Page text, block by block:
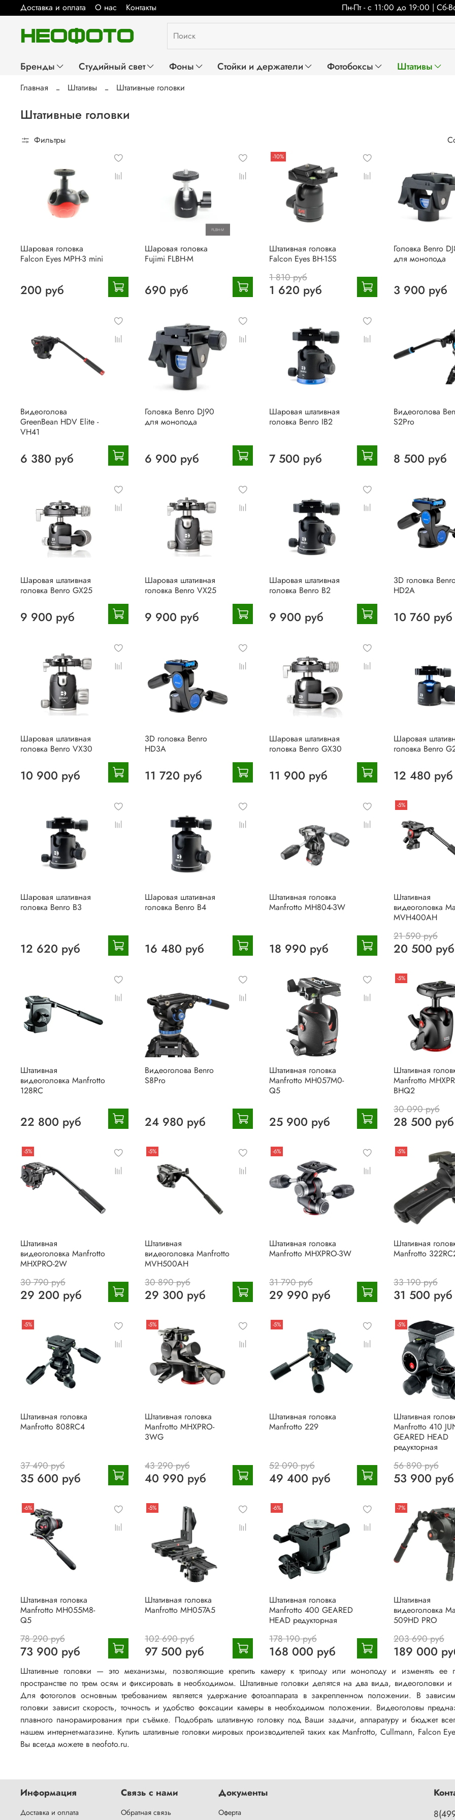
Доставка и оплата О нас Контакты Пн-Пт - с 11:00 до 19:00 | Сб-
Бренды Студийный свет Фоны Стойки и держатели Фотобоксы Штативы
Главная Штативы Штативные головки
Штативные головки
Фильтры
Шаровая головка
Falcon Eyes MPH-3 mini
200 руб
Шаровая головка
Fujimi FLBH-M
690 руб
-10%
Штативная головка
Falcon Eyes BH-15S
1 810 руб
1 620 руб
Головка Benro
для монопода
3 900 руб
Видеоголова
GreenBean HDV Elite -
VH41
6 380 руб
Головка Benro DJ90
для монопода
6 900 руб
Шаровая штативная
головка Benro IB2
7 500 руб
Видеоголова
S2Pro
8 500 руб
Шаровая штативная
головка Benro GX25
9 900 руб
Шаровая штативная
головка Benro VX25
9 900 руб
Шаровая штативная
головка Benro B2
9 900 руб
3D головка
HD2A
10 760 руб
Шаровая штативная
головка Benro VX30
10 900 руб
3D головка Benro
HD3A
11 720 руб
Шаровая штативная
головка Benro GX30
11 900 руб
Шаровая
головка Benro
12 480 руб
Шаровая штативная
головка Benro B3
12 620 руб
Шаровая штативная
головка Benro B4
16 480 руб
Штативная головка
Manfrotto MH804-3W
18 990 руб
-5%
Штативная
видеоголовка
MVH400AH
21 590 руб
20 500 руб
Штативная
видеоголовка Manfrotto
128RC
22 800 руб
Видеоголова Benro
S8Pro
24 980 руб
Штативная головка
Manfrotto MH057M0-
Q5
25 900 руб
-5%
Штативная
Manfrotto
BHQ2
30 090 руб
28 500 руб
-5%
Штативная
видеоголовка Manfrotto
MHXPRO-2W
30 790 руб
29 200 руб
-5%
Штативная
видеоголовка Manfrotto
MVH500AH
30 890 руб
29 300 руб
-6%
Штативная головка
Manfrotto MHXPRO-3W
31 790 руб
29 990 руб
-5%
Штативная
Manfrotto
33 190 руб
31 500 руб
-5%
Штативная головка
Manfrotto 808RC4
37 490 руб
35 600 руб
-5%
Штативная головка
Manfrotto MHXPRO-
3WG
43 290 руб
40 990 руб
-5%
Штативная головка
Manfrotto 229
52 090 руб
49 400 руб
-5%
Штативная
Manfrotto 410
GEARED HEAD
редукторная
56 890 руб
53 900 руб
-6%
Штативная головка
Manfrotto MH055M8-
Q5
78 290 руб
73 900 руб
-5%
Штативная головка
Manfrotto MH057A5
102 690 руб
97 500 руб
-6%
Штативная головка
Manfrotto 400 GEARED
HEAD редукторная
178 190 руб
168 000 руб
-7%
Штативная
видеоголовка
509HD PRO
203 690 руб
189 000
Штативные головки — это механизмы, позволяющие крепить камеру к триподу или моноподу и изменять ее
пространстве по трем осям и фиксировать в необходимом. Штативные головки делятся на два вида, видеоголовки и
Для фотоголов основным требованием является удержание фотоаппарата в закрепленном положении. В
головки зависит скорость, точность и удобство фоксации камеры в необходимом положении. Видеоголовы
плавного панорамирования при съёмке. Подобрать штативную головку под Ваши задачи, аппаратуру и бюджет
нашем интернет-магазине. Купить штативные головки мировых производителей таких как Manfrotto, Cullmann, Falcon
Вы всегда можете в neofoto.ru.
Информация
Доставка и оплата
Связь с нами
Обратная связь
Документы
Оферта